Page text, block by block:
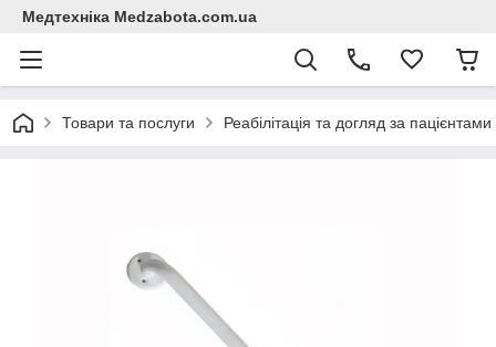
Медтехніка Medzabota.com.ua
Товари та послуги Реабілітація та догляд за пацієнтами